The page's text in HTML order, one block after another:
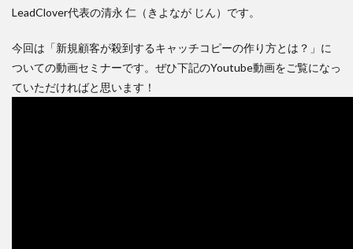
LeadClover代表の清永 仁（きよなが じん）です。
今回は「新規顧客が殺到するキャッチコピーの作り方とは？」に
ついての動画セミナーです。ぜひ下記のYoutube動画をご覧になっ
ていただければと思います！